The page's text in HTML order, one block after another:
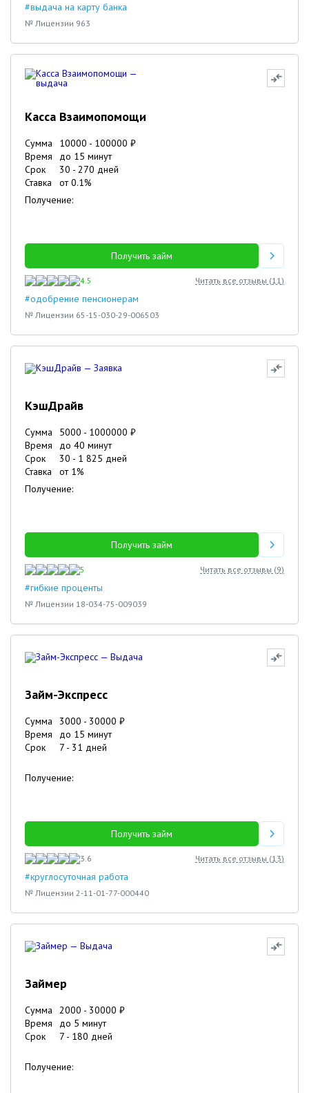
#выдача на карту банка
№ Лицензии 963
Касса Взаимопомощи
Сумма 10000 - 100000 ₽
Время
до 15 минут
Срок
30 - 270 дней
Ставка
от0.1%
Получение:
Получить займ
4.5 Читать все отзывы (11)
#одобрение пенсионерам
№ Лицензии 65-15-030-29-006503
КэшДрайв
Сумма 5000 - 1000000 ₽
Время
до 40 минут
Срок
30 - 1 825 дней
Ставка
от 1%
Получение:
Получить займ
5 Читать все отзывы (9)
#гибкие проценты
№ Лицензии 18-034-75-009039
Займ-Экспресс
Сумма 3000 - 30000 ₽
Время
до 15 минут
Срок
7 - 31 дней
Получение:
Получить займ
3.6 Читать все отзывы (13)
#круглосуточная работа
№ Лицензии 2-11-01-77-000440
Займер
Сумма 2000 - 30000 ₽
Время
до 5 минут
Срок
7 - 180 дней
Получение: